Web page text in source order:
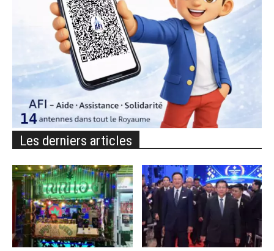
Les derniers articles